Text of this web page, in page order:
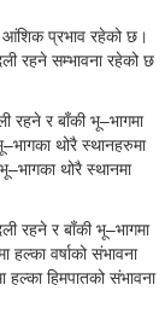
आंशिक प्रभाव रहेको छ।
रहने सम्भावना रहेको छ
रहने र बाँकी भू–भागमा
थोरै स्थानहरुमा
थोरै स्थानमा
रहने र बाँकी भू–भागमा
वर्षाको संभावना
हिमपातको संभावना